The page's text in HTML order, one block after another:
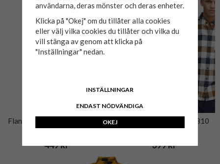
Flanellskjorta GINGHAM Röd
449 kr
Flanellskjorta BLEND 7810
Dress Blues
399 kr
användarna, deras mönster och deras enheter.
Klicka på "Okej" om du tillåter alla cookies
eller välj vilka cookies du tillåter och vilka du
vill stänga av genom att klicka på
"Inställningar" nedan.
INSTÄLLNINGAR
ENDAST NÖDVÄNDIGA
OKEJ